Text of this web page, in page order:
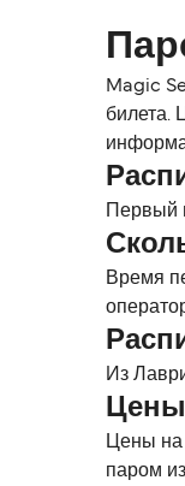
Magic
билета.
Первый
Время
Из
Цены на
паром